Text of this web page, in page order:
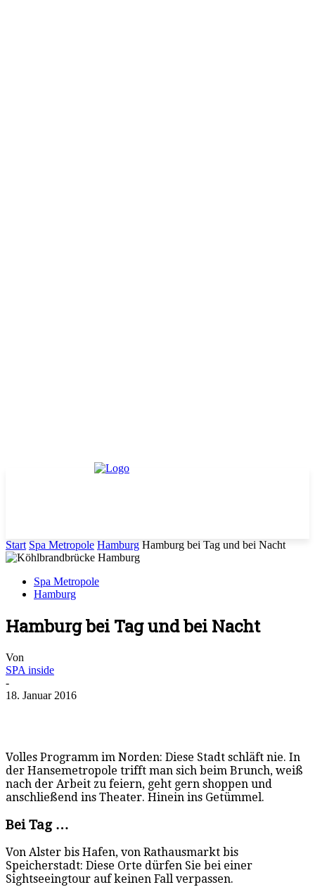
Start Spa Metropole Hamburg Hamburg bei Tag und bei Nacht
Spa Metropole
Hamburg
Hamburg bei Tag und bei Nacht
Von
SPA inside
-
18. Januar 2016
Volles Programm im Norden: Diese Stadt schläft nie. In
der Hansemetropole trifft man sich beim Brunch, weiß
nach der Arbeit zu feiern, geht gern shoppen und
anschließend ins Theater. Hinein ins Getümmel.
Bei Tag …
Von Alster bis Hafen, von Rathausmarkt bis
Speicherstadt: Diese Orte dürfen Sie bei einer
Sightseeingtour auf keinen Fall verpassen.